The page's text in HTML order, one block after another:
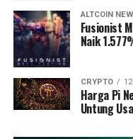
ALTCOIN
Fusionist
Naik
CRYPTO
Harga Pi
Untung